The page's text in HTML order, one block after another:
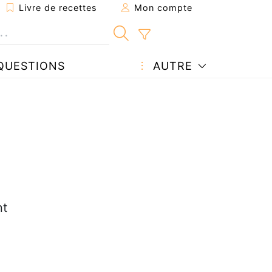
Livre de recettes Mon compte
AUTRE